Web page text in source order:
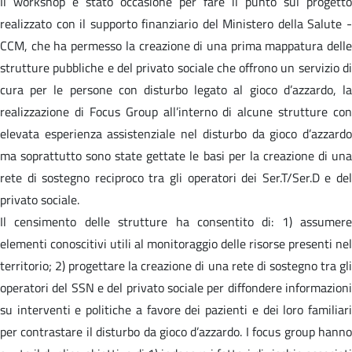
realizzato con il supporto finanziario del Ministero della Salute -
CCM, che ha permesso la creazione di una prima mappatura delle
strutture pubbliche e del privato sociale che offrono un servizio di
cura per le persone con disturbo legato al gioco d’azzardo, la
realizzazione di Focus Group all’interno di alcune strutture con
elevata esperienza assistenziale nel disturbo da gioco d’azzardo
ma soprattutto sono state gettate le basi per la creazione di una
rete di sostegno reciproco tra gli operatori dei Ser.T/Ser.D e del
privato sociale.
Il censimento delle strutture ha consentito di: 1) assumere
elementi conoscitivi utili al monitoraggio delle risorse presenti nel
territorio; 2) progettare la creazione di una rete di sostegno tra gli
operatori del SSN e del privato sociale per diffondere informazioni
su interventi e politiche a favore dei pazienti e dei loro familiari
per contrastare il disturbo da gioco d’azzardo. I focus group hanno